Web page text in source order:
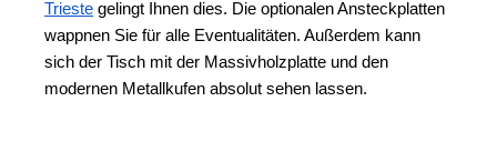
Trieste gelingt Ihnen dies. Die optionalen Ansteckplatten
wappnen Sie für alle Eventualitäten. Außerdem kann
sich der Tisch mit der Massivholzplatte und den
modernen Metallkufen absolut sehen lassen.